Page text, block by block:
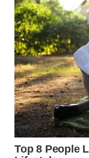
WN
TAPANULI
SELATAN
WN
TANJUNG
LESUNG
WN
KARO